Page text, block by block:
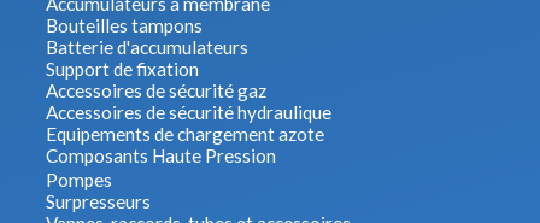
Bouteilles tampons
Batterie d'accumulateurs
Support de fixation
Accessoires de sécurité gaz
Accessoires de sécurité hydraulique
Equipements de chargement azote
Composants Haute Pression
Pompes
Surpresseurs